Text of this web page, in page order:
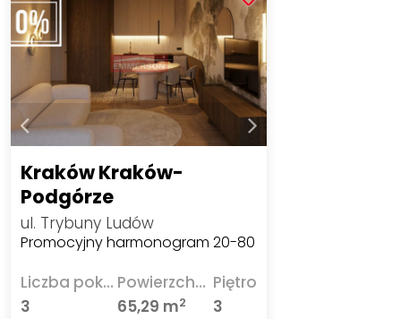
Kraków Kraków-
Podgórze
ul. Trybuny Ludów
Promocyjny harmonogram 20-80
Liczba pokoi
3
Powierzchnia
65,29 m2
Piętro
3